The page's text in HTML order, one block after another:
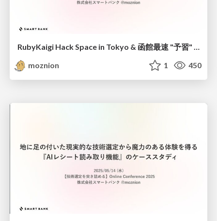
RubyKaigi Hack Space in Tokyo & 函館最速 "予習" 会 / RubyKaigi Hack Space in Tokyo & The Fastest Briefing of RubyKaigi 2026 in Hakodate
moznion
1 450